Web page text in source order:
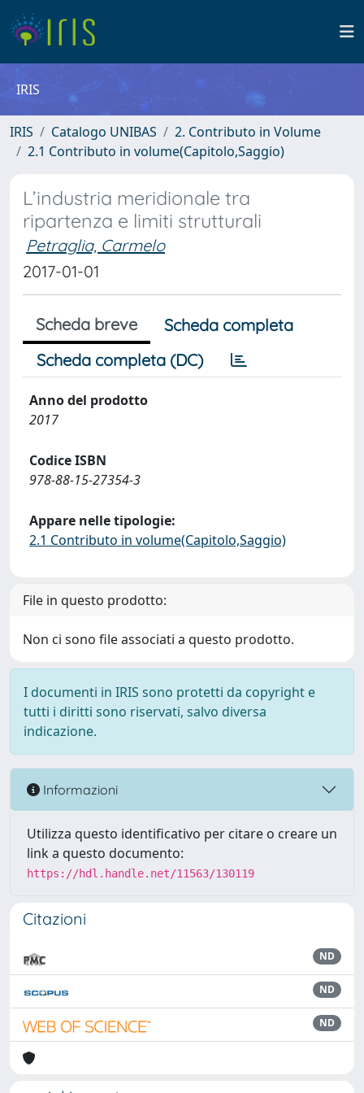
IRIS
IRIS Catalogo UNIBAS
2. Contributo in Volume
2.1 Contributo in volume(Capitolo,Saggio)
L’industria meridionale tra
ripartenza e limiti strutturali
Petraglia, Carmelo
2017-01-01
Scheda breve
Scheda completa
Scheda completa (DC)
Anno del prodotto
2017
Codice ISBN
978-88-15-27354-3
Appare nelle tipologie:
2.1 Contributo in volume(Capitolo,Saggio)
File in questo prodotto:
Non ci sono file associati a questo prodotto.
I documenti in IRIS sono protetti da copyright e
tutti i diritti sono riservati, salvo diversa
indicazione.
Informazioni
Utilizza questo identificativo per citare o creare un
link a questo documento:
https://hdl.handle.net/11563/130119
Citazioni
ND
ND
ND